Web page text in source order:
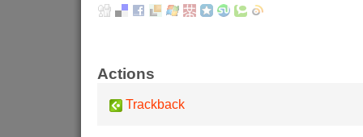
Actions
Trackback